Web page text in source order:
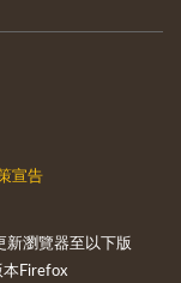
宣告
新瀏覽器至以下版
本Firefox